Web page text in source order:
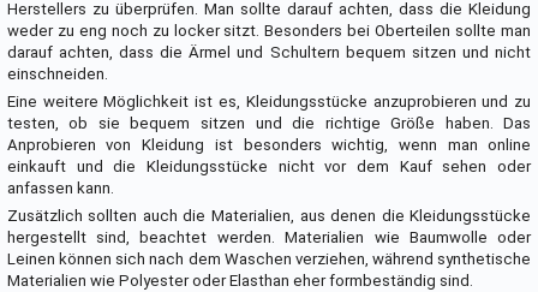
Herstellers zu überprüfen. Man sollte darauf achten, dass die Kleidung
weder zu eng noch zu locker sitzt. Besonders bei Oberteilen sollte man
darauf achten, dass die Ärmel und Schultern bequem sitzen und nicht
einschneiden.
Eine weitere Möglichkeit ist es, Kleidungsstücke anzuprobieren und zu
testen, ob sie bequem sitzen und die richtige Größe haben. Das
Anprobieren von Kleidung ist besonders wichtig, wenn man online
einkauft und die Kleidungsstücke nicht vor dem Kauf sehen oder
anfassen kann.
Zusätzlich sollten auch die Materialien, aus denen die Kleidungsstücke
hergestellt sind, beachtet werden. Materialien wie Baumwolle oder
Leinen können sich nach dem Waschen verziehen, während synthetische
Materialien wie Polyester oder Elasthan eher formbeständig sind.